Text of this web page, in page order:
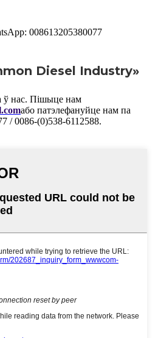
008613205380077
Diesel Industry»
ў нас. Пішыце нам
або патэлефануйце нам па
/ 0086-(0)538-6112588.